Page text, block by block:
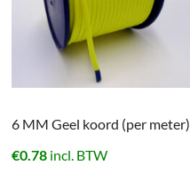
6 MM Geel koord (per meter)
€0.78 incl. BTW